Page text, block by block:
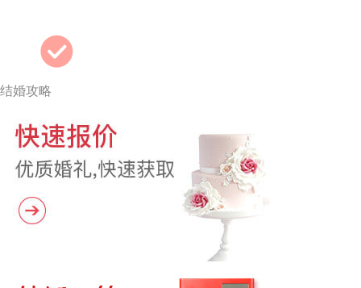
结婚攻略